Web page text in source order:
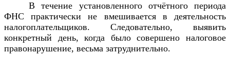
В течение установленного отчётного периода
ФНС практически не вмешивается в деятельность
налогоплательщиков. Следовательно, выявить
конкретный день, когда было совершено налоговое
правонарушение, весьма затруднительно.